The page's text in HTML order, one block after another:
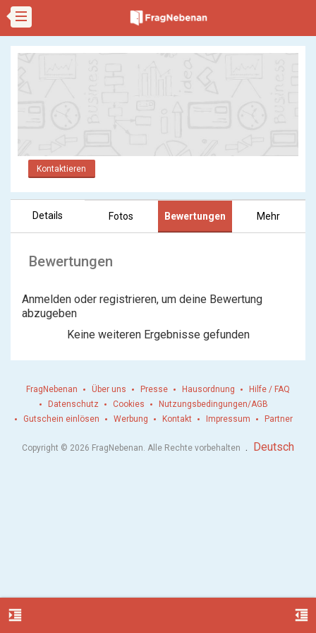
Kontaktieren
Details Fotos Bewertungen Mehr
Bewertungen
Anmelden oder registrieren, um deine Bewertung
abzugeben
Keine weiteren Ergebnisse gefunden
format_indent_increase format_indent_decrease
FragNebenan Über uns Presse Hausordnung
Hilfe / FAQ
Datenschutz
Cookies
Nutzungsbedingungen/AGB
Gutschein einlösen
Werbung Kontakt Impressum Partner
Copyright © 2026 FragNebenan. Alle Rechte vorbehalten . Deutsch